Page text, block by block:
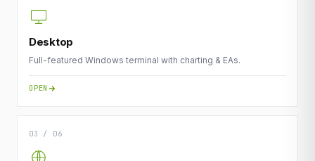
Desktop
Full-featured Windows terminal with charting & EAs.
OPEN
03 / 06